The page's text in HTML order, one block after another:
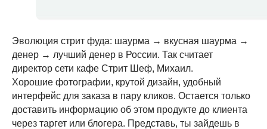
Эволюция стрит фуда: шаурма → вкусная шаурма →
денер → лучший денер в России. Так считает
директор сети кафе Стрит Шеф, Михаил.
Хорошие фотографии, крутой дизайн, удобный
интерфейс для заказа в пару кликов. Остается только
доставить информацию об этом продукте до клиента
через таргет или блогера. Представь, ты зайдешь в